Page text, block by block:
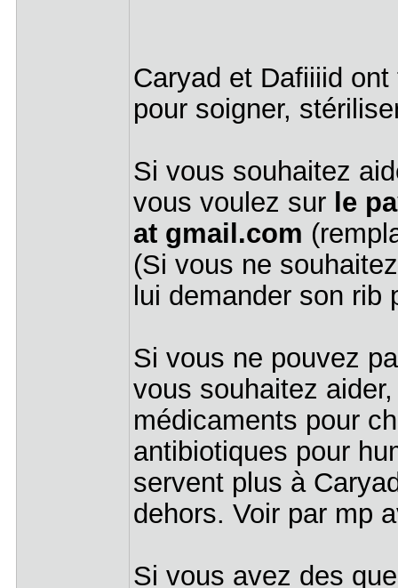
Caryad et Dafiiiid
pour soigner,
Si vous souhaitez
vous voulez surle
at gmail.com
(Si vous ne
lui demander son rib
Si vous ne pouvez
vous souhaitez
médicaments pour
antibiotiques pour
servent plus à
dehors. Voir par mp
Si vous avez des